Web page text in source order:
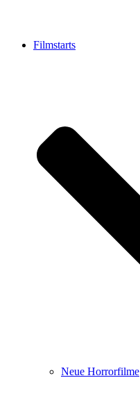
Filmstarts
Neue Horrorfilme